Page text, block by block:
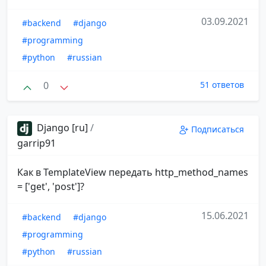
#backend
#django
#programming
#python
#russian
03.09.2021
0 51 ответов
Django [ru] /
garrip91
Подписаться
Как в TemplateView передать http_method_names
= ['get', 'post']?
#backend
#django
#programming
#python
#russian
15.06.2021